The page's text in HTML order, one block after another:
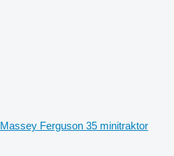
Massey Ferguson 35 minitraktor